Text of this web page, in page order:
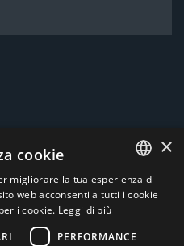
ITALIAN
×
cookie
migliorare la tua esperienza di
web acconsenti a tutti i cookie
i cookie. Leggi di più
PERFORMANCE